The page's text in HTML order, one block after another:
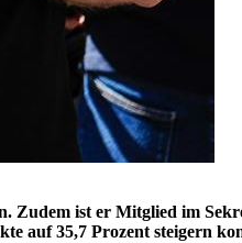
Zudem ist er Mitglied im
auf 35,7 Prozent steigern